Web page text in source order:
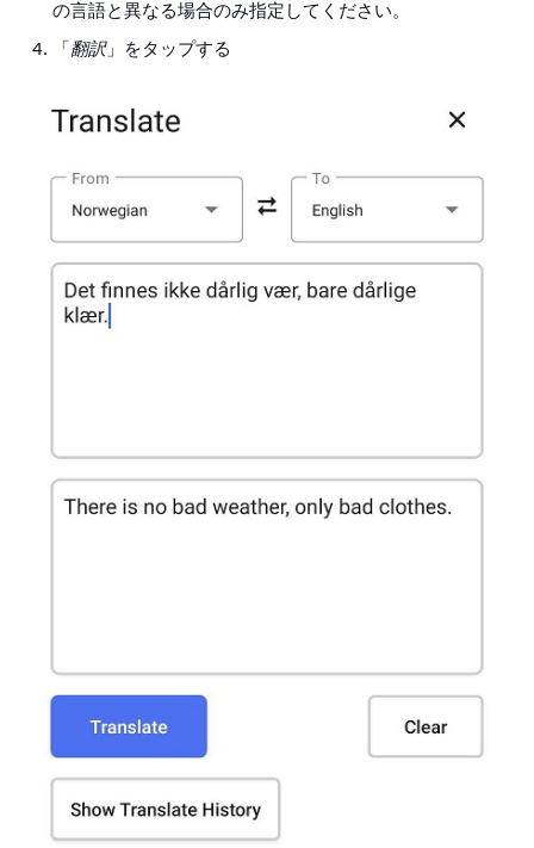
の言語と異なる場合のみ指定してください。
「翻訳」をタップする